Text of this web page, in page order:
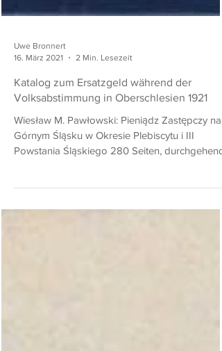
16. März 2021
2 Min. Lesezeit
Volksabstimmung in Oberschlesien 1921
Wiesław M. Pawłowski: Pieniądz Zastępczy na